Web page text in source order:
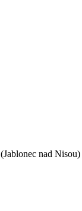
(Jablonec nad Nisou)